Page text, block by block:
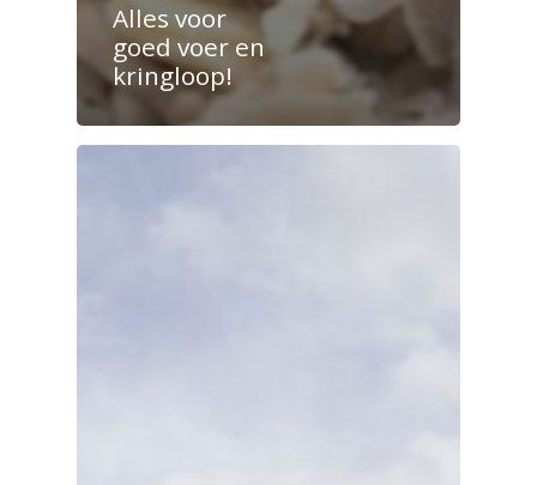
Alles voor
goed voer en
kringloop!